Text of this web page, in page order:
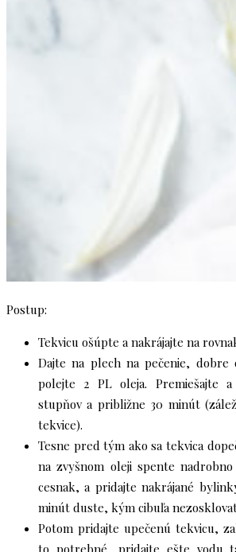
Postup:
Tekvicu ošúpte a nakrájajte na
Dajte na plech na pečenie,
polejte 2 PL oleja. Premiešajte
stupňov a približne 30 minút
tekvice).
Tesne pred tým ako sa tekvica
na zvyšnom oleji spente
cesnak, a pridajte nakrájané
minút duste, kým cibuľa
Potom pridajte upečenú tekvicu,
to potrebné, pridajte ešte vodu